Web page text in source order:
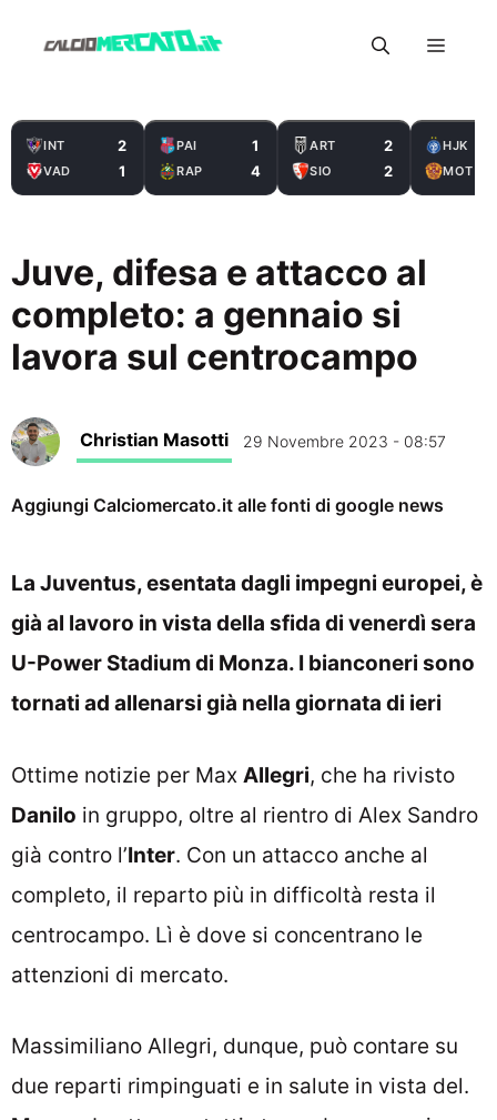
Menu
INT 2
VAD 1
PAI 1
RAP 4
ART 2
SIO 2
HJK
MOT
Juve, difesa e attacco al
completo: a gennaio si
lavora sul centrocampo
Christian Masotti 29 Novembre 2023 - 08:57
Aggiungi Calciomercato.it alle fonti di google news
La Juventus, esentata dagli impegni europei, è
già al lavoro in vista della sfida di venerdì sera
U-Power Stadium di Monza. I bianconeri sono
tornati ad allenarsi già nella giornata di ieri
Ottime notizie per Max Allegri, che ha rivisto
Danilo in gruppo, oltre al rientro di Alex Sandro
già contro l’Inter. Con un attacco anche al
completo, il reparto più in difficoltà resta il
centrocampo. Lì è dove si concentrano le
attenzioni di mercato.
Massimiliano Allegri, dunque, può contare su
due reparti rimpinguati e in salute in vista del.